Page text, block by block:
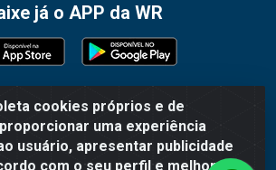
cookies próprios e de
uma experiência
usuário, apresentar publicidade
com o seu perfil e melhorar a
já o APP da WR
- R. Cel. Teodoro Gomes de Araújo, 1360 -
/ MG - CEP 36202-628 - CNPJ
02.692.206/0001-55